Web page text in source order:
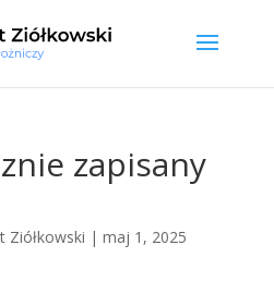
zapisany
Ziółkowski | maj 1, 2025